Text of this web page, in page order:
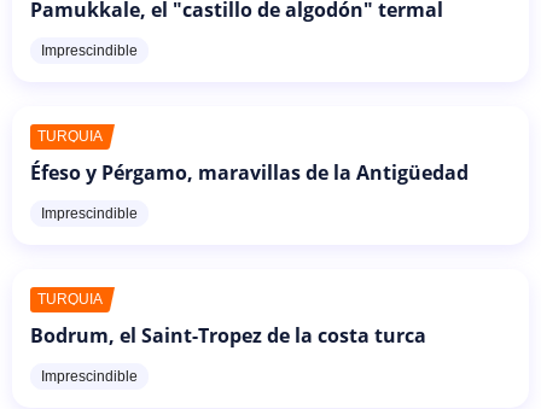
Pamukkale, el "castillo de algodón" termal
Imprescindible
TURQUÍA
Éfeso y Pérgamo, maravillas de la Antigüedad
Imprescindible
TURQUÍA
Bodrum, el Saint-Tropez de la costa turca
Imprescindible